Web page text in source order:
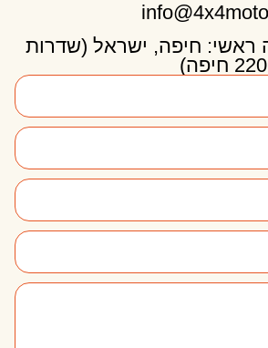
ראשי: חיפה, ישראל (שדרות